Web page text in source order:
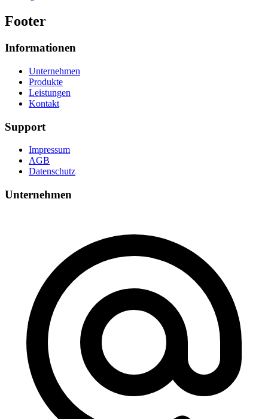
Footer
Informationen
Unternehmen
Produkte
Leistungen
Kontakt
Support
Impressum
AGB
Datenschutz
Unternehmen